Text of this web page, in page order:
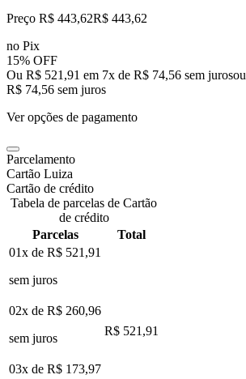
Preço R$ 443,62R$ 443,62
no Pix
15% OFF
Ou R$ 521,91 em 7x de R$ 74,56 sem jurosou
R$ 74,56 sem juros
Ver opções de pagamento
Parcelamento
Cartão Luiza
Cartão de crédito
Tabela de parcelas de Cartão
de crédito
Parcelas
Total
01x de R$ 521,91
sem juros
02x de R$ 260,96
sem juros
R$ 521,91
03x de R$ 173,97